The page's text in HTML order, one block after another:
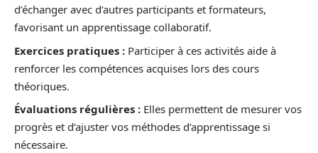
d’échanger avec d’autres participants et formateurs,
favorisant un apprentissage collaboratif.
Exercices pratiques : Participer à ces activités aide à
renforcer les compétences acquises lors des cours
théoriques.
Évaluations régulières : Elles permettent de mesurer vos
progrès et d’ajuster vos méthodes d’apprentissage si
nécessaire.